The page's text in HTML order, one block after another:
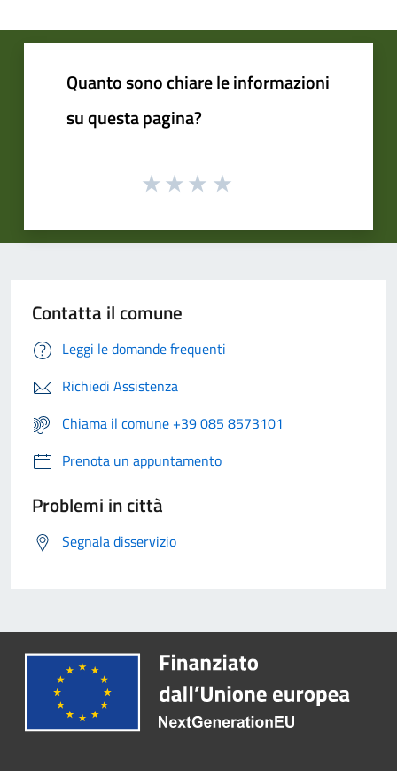
Quanto sono chiare le informazioni
su questa pagina?
Contatta il comune
Leggi le domande frequenti
Richiedi Assistenza
Chiama il comune +39 085 8573101
Prenota un appuntamento
Problemi in città
Segnala disservizio